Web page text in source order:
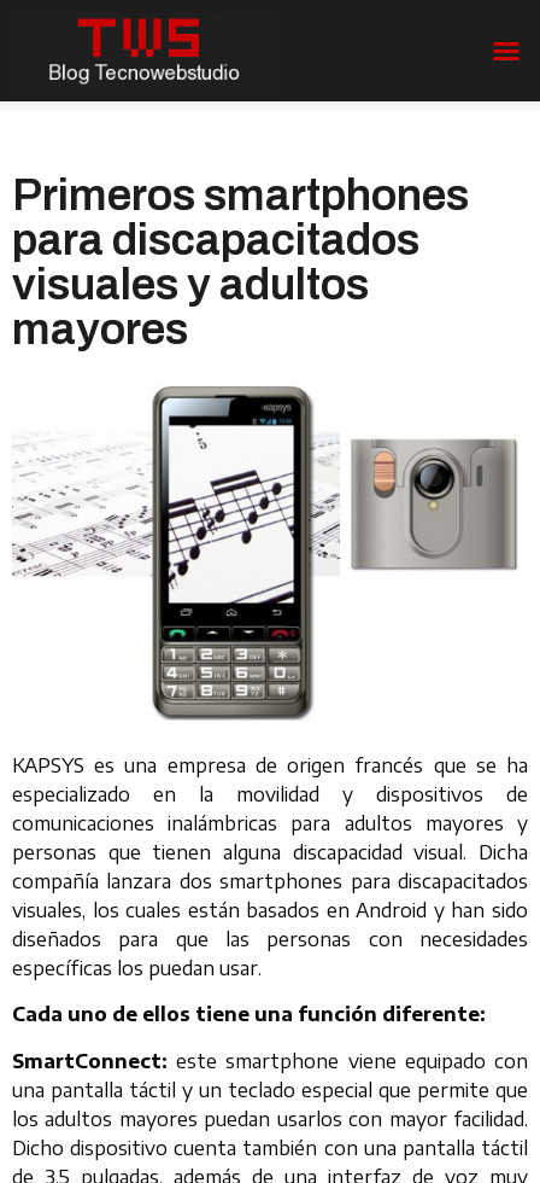
Primeros smartphones
para discapacitados
visuales y adultos
mayores
KAPSYS es una empresa de origen francés que se ha
especializado en la movilidad y dispositivos de
comunicaciones inalámbricas para adultos mayores y
personas que tienen alguna discapacidad visual. Dicha
compañía lanzara dos smartphones para discapacitados
visuales, los cuales están basados en Android y han sido
diseñados para que las personas con necesidades
específicas los puedan usar.
Cada uno de ellos tiene una función diferente:
SmartConnect: este smartphone viene equipado con
una pantalla táctil y un teclado especial que permite que
los adultos mayores puedan usarlos con mayor facilidad.
Dicho dispositivo cuenta también con una pantalla táctil
de 3,5 pulgadas, además de una interfaz de voz muy